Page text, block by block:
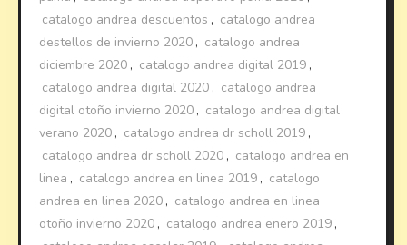
catalogo andrea descuentos , catalogo andrea
destellos de invierno 2020 , catalogo andrea
diciembre 2020 , catalogo andrea digital 2019 ,
catalogo andrea digital 2020 , catalogo andrea
digital otoño invierno 2020 , catalogo andrea digital
verano 2020 , catalogo andrea dr scholl 2019 ,
catalogo andrea dr scholl 2020 , catalogo andrea en
linea , catalogo andrea en linea 2019 , catalogo
andrea en linea 2020 , catalogo andrea en linea
otoño invierno 2020 , catalogo andrea enero 2019 ,